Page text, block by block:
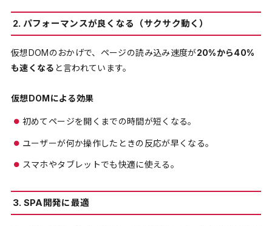
2. パフォーマンスが良くなる（サクサク動く）
仮想DOMのおかげで、ページの読み込み速度が20%から40%
も速くなる と言われています。
仮想DOMによる効果
初めてページを開くまでの時間が短くなる。
ユーザーが何か操作したときの反応が早くなる。
スマホやタブレットでも快適に使える。
3. SPA開発に最適